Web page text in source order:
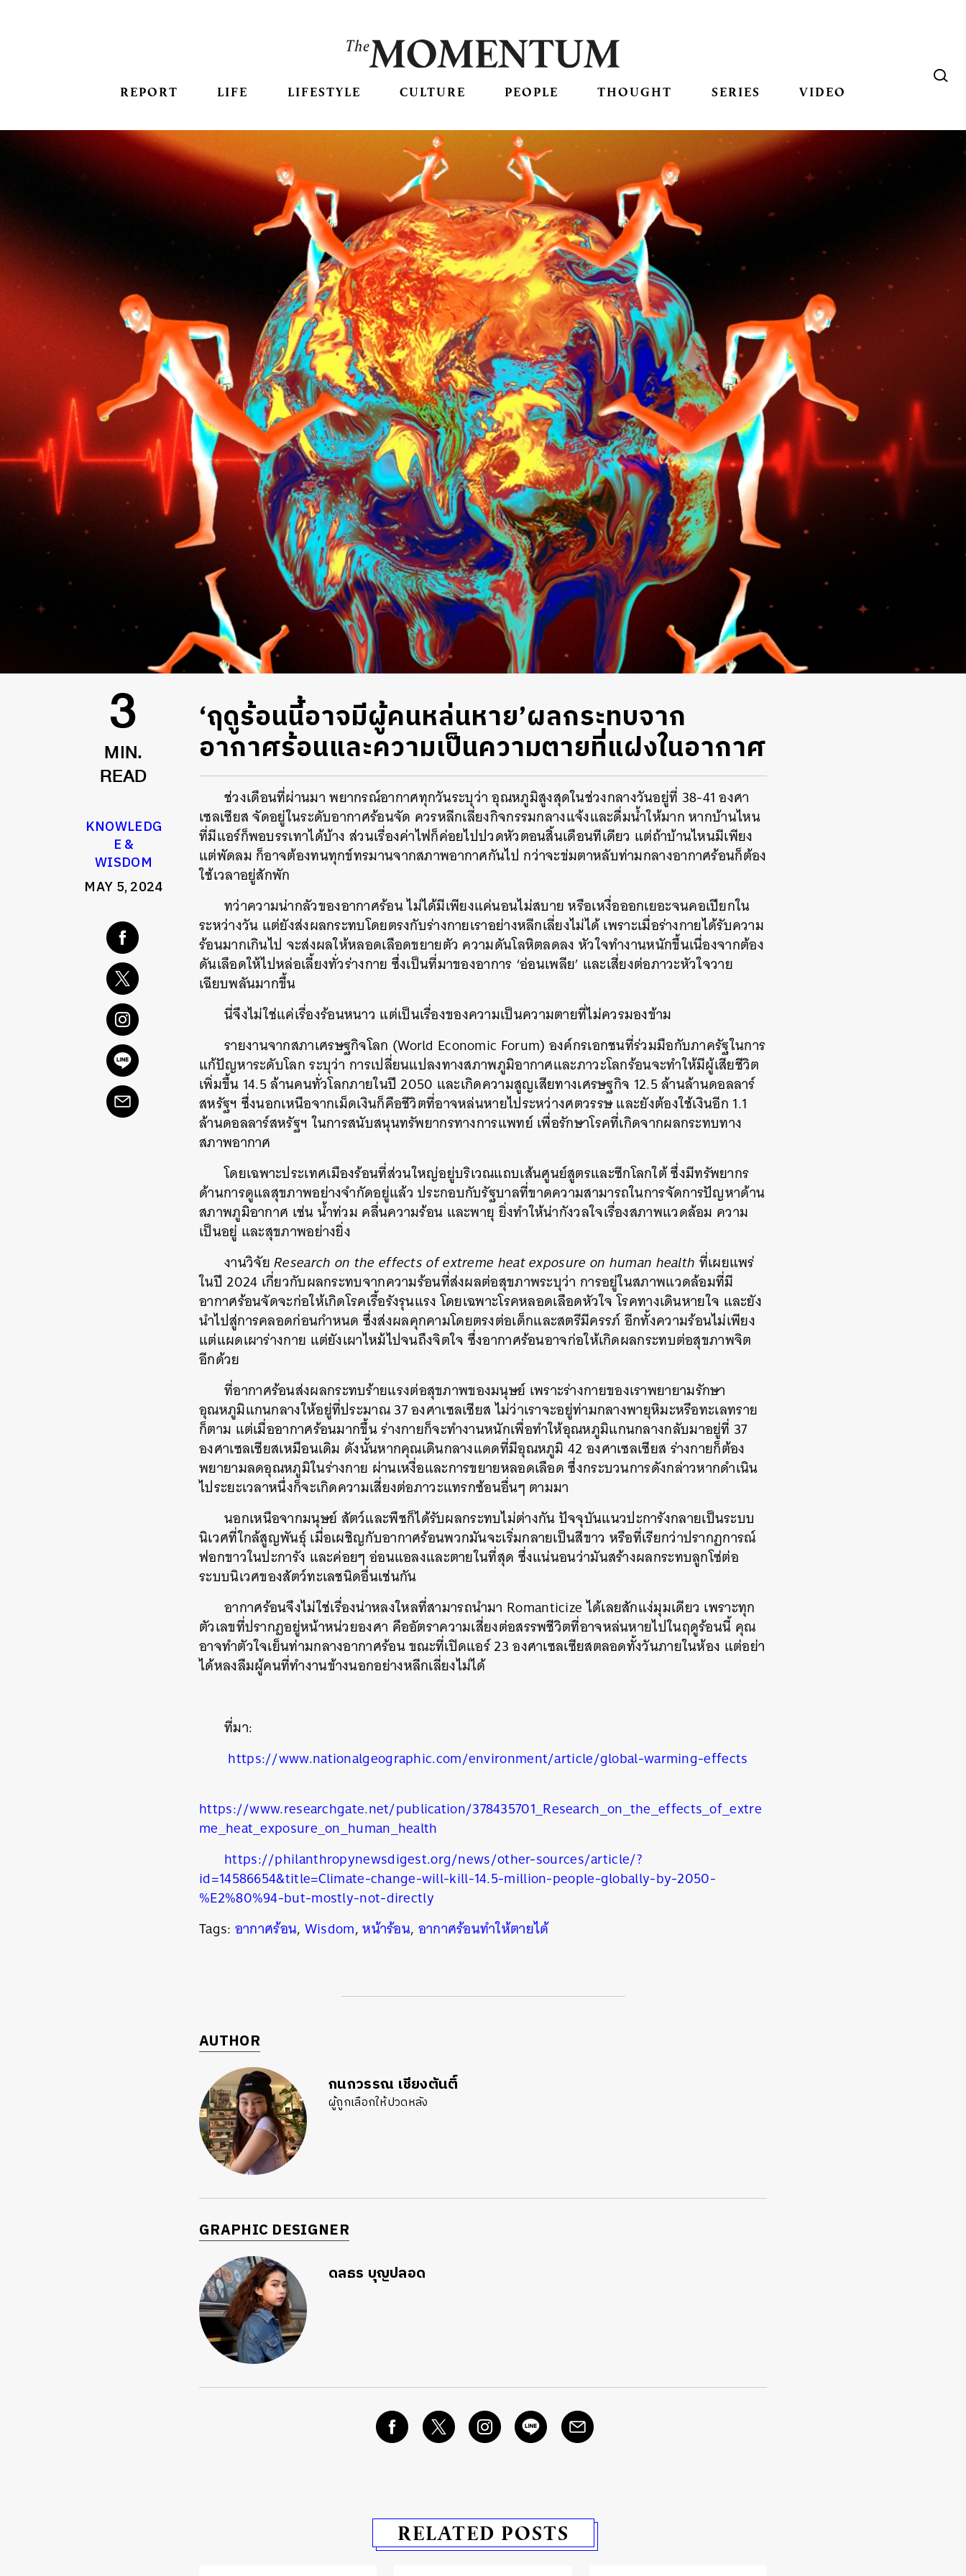
REPORT LIFE LIFESTYLE CULTURE PEOPLE THOUGHT SERIES VIDEO
3
MIN.
READ
KNOWLEDG
E &
WISDOM
MAY 5, 2024
‘ฤดูร้อนนี้อาจมีผู้คนหล่นหาย’ผลกระทบจาก
อากาศร้อนและความเป็นความตายที่แฝงในอากาศ
ช่วงเดือนที่ผ่านมา พยากรณ์อากาศทุกวันระบุว่า อุณหภูมิสูงสุดในช่วงกลางวันอยู่ที่ 38-41 องศา
เซลเซียส จัดอยู่ในระดับอากาศร้อนจัด ควรหลีกเลี่ยงกิจกรรมกลางแจ้งและดื่มน้ำให้มาก หากบ้านไหน
ที่มีแอร์ก็พอบรรเทาได้บ้าง ส่วนเรื่องค่าไฟก็ค่อยไปปวดหัวตอนสิ้นเดือนทีเดียว แต่ถ้าบ้านไหนมีเพียง
แต่พัดลม ก็อาจต้องทนทุกข์ทรมานจากสภาพอากาศกันไป กว่าจะข่มตาหลับท่ามกลางอากาศร้อนก็ต้อง
ใช้เวลาอยู่สักพัก
ทว่าความน่ากลัวของอากาศร้อน ไม่ได้มีเพียงแค่นอนไม่สบาย หรือเหงื่อออกเยอะจนคอเปียกใน
ระหว่างวัน แต่ยังส่งผลกระทบโดยตรงกับร่างกายเราอย่างหลีกเลี่ยงไม่ได้ เพราะเมื่อร่างกายได้รับความ
ร้อนมากเกินไป จะส่งผลให้หลอดเลือดขยายตัว ความดันโลหิตลดลง หัวใจทำงานหนักขึ้นเนื่องจากต้อง
ดันเลือดให้ไปหล่อเลี้ยงทั่วร่างกาย ซึ่งเป็นที่มาของอาการ ‘อ่อนเพลีย’ และเสี่ยงต่อภาวะหัวใจวาย
เฉียบพลันมากขึ้น
นี่จึงไม่ใช่แค่เรื่องร้อนหนาว แต่เป็นเรื่องของความเป็นความตายที่ไม่ควรมองข้าม
รายงานจากสภาเศรษฐกิจโลก (World Economic Forum) องค์กรเอกชนที่ร่วมมือกับภาครัฐในการ
แก้ปัญหาระดับโลก ระบุว่า การเปลี่ยนแปลงทางสภาพภูมิอากาศและภาวะโลกร้อนจะทำให้มีผู้เสียชีวิต
เพิ่มขึ้น 14.5 ล้านคนทั่วโลกภายในปี 2050 และเกิดความสูญเสียทางเศรษฐกิจ 12.5 ล้านล้านดอลลาร์
สหรัฐฯ ซึ่งนอกเหนือจากเม็ดเงินก็คือชีวิตที่อาจหล่นหายไประหว่างศตวรรษ และยังต้องใช้เงินอีก 1.1
ล้านดอลลาร์สหรัฐฯ ในการสนับสนุนทรัพยากรทางการแพทย์ เพื่อรักษาโรคที่เกิดจากผลกระทบทาง
สภาพอากาศ
โดยเฉพาะประเทศเมืองร้อนที่ส่วนใหญ่อยู่บริเวณแถบเส้นศูนย์สูตรและซีกโลกใต้ ซึ่งมีทรัพยากร
ด้านการดูแลสุขภาพอย่างจำกัดอยู่แล้ว ประกอบกับรัฐบาลที่ขาดความสามารถในการจัดการปัญหาด้าน
สภาพภูมิอากาศ เช่น น้ำท่วม คลื่นความร้อน และพายุ ยิ่งทำให้น่ากังวลใจเรื่องสภาพแวดล้อม ความ
เป็นอยู่ และสุขภาพอย่างยิ่ง
งานวิจัยResearch on the effects of extreme heat exposure on human health ที่เผยแพร่
ในปี 2024 เกี่ยวกับผลกระทบจากความร้อนที่ส่งผลต่อสุขภาพระบุว่า การอยู่ในสภาพแวดล้อมที่มี
อากาศร้อนจัดจะก่อให้เกิดโรคเรื้อรังรุนแรง โดยเฉพาะโรคหลอดเลือดหัวใจ โรคทางเดินหายใจ และยัง
นำไปสู่การคลอดก่อนกำหนด ซึ่งส่งผลคุกคามโดยตรงต่อเด็กและสตรีมีครรภ์ อีกทั้งความร้อนไม่เพียง
แต่แผดเผาร่างกาย แต่ยังเผาไหม้ไปจนถึงจิตใจ ซึ่งอากาศร้อนอาจก่อให้เกิดผลกระทบต่อสุขภาพจิต
อีกด้วย
ที่อากาศร้อนส่งผลกระทบร้ายแรงต่อสุขภาพของมนุษย์ เพราะร่างกายของเราพยายามรักษา
อุณหภูมิแกนกลางให้อยู่ที่ประมาณ 37 องศาเซลเซียส ไม่ว่าเราจะอยู่ท่ามกลางพายุหิมะหรือทะเลทราย
ก็ตาม แต่เมื่ออากาศร้อนมากขึ้น ร่างกายก็จะทำงานหนักเพื่อทำให้อุณหภูมิแกนกลางกลับมาอยู่ที่ 37
องศาเซลเซียสเหมือนเดิม ดังนั้นหากคุณเดินกลางแดดที่มีอุณหภูมิ 42 องศาเซลเซียส ร่างกายก็ต้อง
พยายามลดอุณหภูมิในร่างกาย ผ่านเหงื่อและการขยายหลอดเลือด ซึ่งกระบวนการดังกล่าวหากดำเนิน
ไประยะเวลาหนึ่งก็จะเกิดความเสี่ยงต่อภาวะแทรกซ้อนอื่นๆ ตามมา
นอกเหนือจากมนุษย์ สัตว์และพืชก็ได้รับผลกระทบไม่ต่างกัน ปัจจุบันแนวปะการังกลายเป็นระบบ
นิเวศที่ใกล้สูญพันธุ์ เมื่อเผชิญกับอากาศร้อนพวกมันจะเริ่มกลายเป็นสีขาว หรือที่เรียกว่าปรากฏการณ์
ฟอกขาวในปะการัง และค่อยๆ อ่อนแอลงและตายในที่สุด ซึ่งแน่นอนว่ามันสร้างผลกระทบลูกโซ่ต่อ
ระบบนิเวศของสัตว์ทะเลชนิดอื่นเช่นกัน
อากาศร้อนจึงไม่ใช่เรื่องน่าหลงใหลที่สามารถนำมา Romanticize ได้เลยสักแง่มุมเดียว เพราะทุก
ตัวเลขที่ปรากฏอยู่หน้าหน่วยองศา คืออัตราความเสี่ยงต่อสรรพชีวิตที่อาจหล่นหายไปในฤดูร้อนนี้ คุณ
อาจทำตัวใจเย็นท่ามกลางอากาศร้อน ขณะที่เปิดแอร์ 23 องศาเซลเซียสตลอดทั้งวันภายในห้อง แต่อย่า
ได้หลงลืมผู้คนที่ทำงานข้างนอกอย่างหลีกเลี่ยงไม่ได้
ที่มา:
https://www.nationalgeographic.com/environment/article/global-warming-effects
https://www.researchgate.net/publication/378435701_Research_on_the_effects_of_extre
me_heat_exposure_on_human_health
https://philanthropynewsdigest.org/news/other-sources/article/?
id=14586654&title=Climate-change-will-kill-14.5-million-people-globally-by-2050-
%E2%80%94-but-mostly-not-directly
Tags: อากาศร้อน, Wisdom,หน้าร้อน, อากาศร้อนทำให้ตายได้
AUTHOR
กนกวรรณ เชียงตันติ์
ผู้ถูกเลือกให้ปวดหลัง
GRAPHIC DESIGNER
ดลธร บุญปลอด
RELATED POSTS
ค้นหา
SHARE TWEET LINE EMAIL